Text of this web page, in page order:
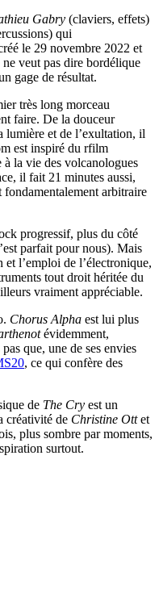
Gabry (claviers, effets)
qui
le 29 novembre 2022 et
veut pas dire bordélique
gage de résultat.
très long morceau
faire. De la douceur
lumière et de l’exultation, il
est inspiré du rfilm
la vie des volcanologues
il fait 21 minutes aussi,
fondamentalement arbitraire
progressif, plus du côté
parfait pour nous). Mais
l’emploi de l’électronique,
tout droit héritée du
vraiment appréciable.
Chorus Alpha est lui plus
évidemment,
que, une de ses envies
, ce qui confère des
de The Cry est un
créativité de Christine Ottet
plus sombre par moments,
surtout.